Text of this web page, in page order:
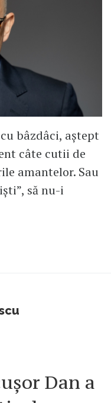
bâzdâci, aștept
câte cutii de
amantelor. Sau
să nu-i
Dan a